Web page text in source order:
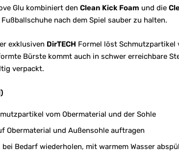
Glu kombiniert den Clean Kick Foam und die
nach dem Spiel sauber zu halten.
exklusiven DirTECH Formel löst Schmutzpartikel
Bürste kommt auch in schwer erreichbare
verpackt.
vom Obermaterial und der Sohle
Obermaterial und Außensohle auftragen
Bedarf wiederholen, mit warmem Wasser